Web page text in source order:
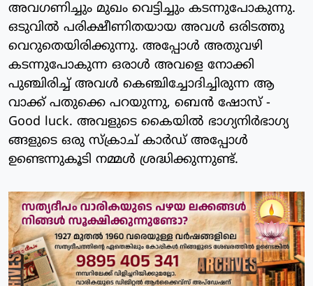
അവഗണിച്ചും മുഖം വെട്ടിച്ചും കടന്നുപോകുന്നു.
ഒടുവിൽ പരിക്ഷീണിതയായ അവൾ ഒരിടത്തു
വെറുതെയിരിക്കുന്നു. അപ്പോൾ അതുവഴി
കടന്നുപോകുന്ന ഒരാൾ അവളെ നോക്കി
പുഞ്ചിരിച്ച് അവൾ കെഞ്ചിച്ചോദിച്ചിരുന്ന ആ
വാക്ക് പതുക്കെ പറയുന്നു, ബെൻ ഷോസ് -
Good luck. അവളുടെ കൈയിൽ ഭാഗ്യനിർഭാഗ്യ
ങ്ങളുടെ ഒരു സ്ക്രാച് കാർഡ് അപ്പോൾ
ഉണ്ടെന്നുകൂടി നമ്മൾ ശ്രദ്ധിക്കുന്നുണ്ട്.